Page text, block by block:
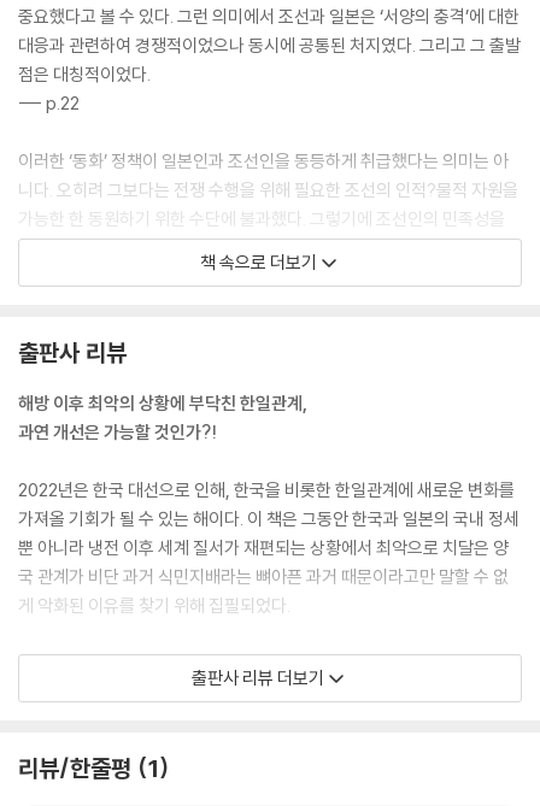
중요했다고 볼 수 있다. 그런 의미에서 조선과 일본은 ‘서양의 충격’에 대한
대응과 관련하여 경쟁적이었으나 동시에 공통된 처지였다. 그리고 그 출발
점은 대칭적이었다.
--- p.22
이러한 ‘동화’ 정책이 일본인과 조선인을 동등하게 취급했다는 의미는 아
니다. 오히려 그보다는 전쟁 수행을 위해 필요한 조선의 인적?물적 자원을
가능한 한 동원하기 위한 수단에 불과했다. 그렇기에 조선인의 민족성을
말살하는 것이었다고 후세로부터 평가받아도 어쩔 수 없는 것이다.
림없는 사실이지만 한일 경제협력은 그를 둘러싼 냉전 체제와 밀접한 관련
성을 가지고 진행되었다. ‘안보 경제협력’이라는 말은 당시에는 사용되지
않았지만, 일본의 경제협력은 순수한 경제적인 동기에 근거했다기보다는
과 동시에 한국의 안보 체제를 강화하여 일본의 안전보장에 이바지하도록
한다는 점을 고려하여 움직인 결과였다. 또한, 박정희 정권도 일본과의 경
제협력을 좀 더 유리한 조건에서 획득하기 위해, 일본의 안전보장을 위해
한국이 공헌하고 있다는 점을 강조했다.
--- p.82
유신체제에서 이루어진 인권 탄압에 대한 비판이 고조되던 중, 한국의 반
정부 민주화 운동과의 ‘연대’를 모색함으로써 한일 양 사회에 있어 인권을
증진하려는 운동이 일본 사회에 등장했다. (중략) ‘이데올로기’가 아닌, ‘인
색했다는 점에서 단순히 정부 간 관계나 경제 관계로만 환원될 수 없는 새
책 속으로 더보기
출판사 리뷰
해방 이후 최악의 상황에 부닥친 한일관계,
과연 개선은 가능할 것인가?!
2022년은 한국 대선으로 인해, 한국을 비롯한 한일관계에 새로운 변화를
가져올 기회가 될 수 있는 해이다. 이 책은 그동안 한국과 일본의 국내 정세
뿐 아니라 냉전 이후 세계 질서가 재편되는 상황에서 최악으로 치달은 양
국 관계가 비단 과거 식민지배라는 뼈아픈 과거 때문이라고만 말할 수 없
게 악화된 이유를 찾기 위해 집필되었다.
이 책은 해방 이후 한일 간 교류가 늘어남에 따라 진전된 양국 간 상호 이해
에도 불구하고 한일관계가 이렇게까지 악화된 원인을 한일관계의 변천사
압축 정리한 귀중한 결과물이라 하겠다.
출판사 리뷰 더보기
리뷰/한줄평 1